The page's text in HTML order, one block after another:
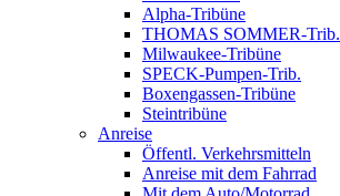
Alpha-Tribüne
THOMAS SOMMER-Trib.
Milwaukee-Tribüne
SPECK-Pumpen-Trib.
Boxengassen-Tribüne
Steintribüne
Anreise
Öffentl. Verkehrsmitteln
Anreise mit dem Fahrrad